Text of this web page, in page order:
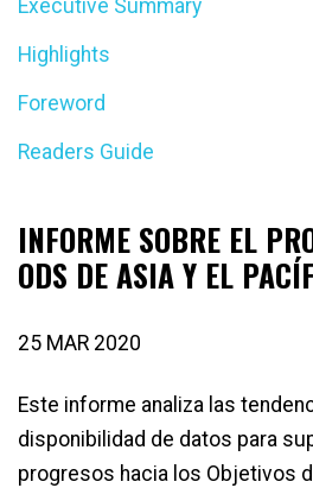
Executive Summary
Highlights
Foreword
Readers Guide
INFORME SOBRE EL
ODS DE ASIA Y EL
25 MAR 2020
Este informe analiza las
disponibilidad de datos para
progresos hacia los Objetivos